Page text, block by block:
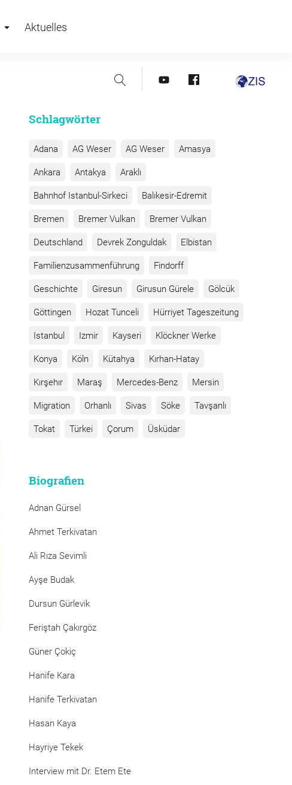
Aktuelles
Suche youtubefacebook
Schlagwörter
Adana AG Weser AG Weser Amasya
Ankara Antakya Araklı
Bahnhof Istanbul-Sirkeci Balıkesir-Edremit
Bremen Bremer Vulkan Bremer Vulkan
Deutschland Devrek Zonguldak Elbistan
Familienzusammenführung Findorff
Geschichte Giresun Girusun Gürele Gölcük
Göttingen Hozat Tunceli Hürriyet Tageszeitung
Istanbul Izmir Kayseri Klöckner Werke
Konya Köln Kütahya Kırhan-Hatay
Kırşehır Maraş Mercedes-Benz Mersin
Migration Orhanlı Sivas Söke Tavşanlı
Tokat Türkei Çorum Üsküdar
Biografien
Adnan Gürsel
Ahmet Terkivatan
Ali Rıza Sevimli
Ayşe Budak
Dursun Gürlevik
Feriştah Çakırgöz
Güner Çokiç
Hanife Kara
Hanife Terkivatan
Hasan Kaya
Hayriye Tekek
Interview mit Dr. Etem Ete